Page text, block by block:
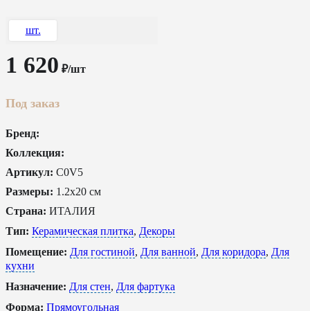
шт.
1 620 ₽/шт
Под заказ
Бренд:
Коллекция:
Артикул: C0V5
Размеры: 1.2x20 см
Страна: ИТАЛИЯ
Тип: Керамическая плитка, Декоры
Помещение: Для гостиной, Для ванной, Для коридора, Для
кухни
Назначение: Для стен, Для фартука
Форма: Прямоугольная